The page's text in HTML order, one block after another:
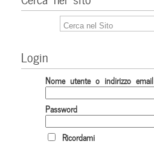
Login
Nome utente o indirizzo email
Password
Ricordami